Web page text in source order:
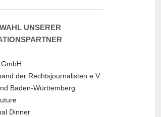
UNSERER
der Rechtsjournalisten e.V.
Baden-Württemberg
Dinner